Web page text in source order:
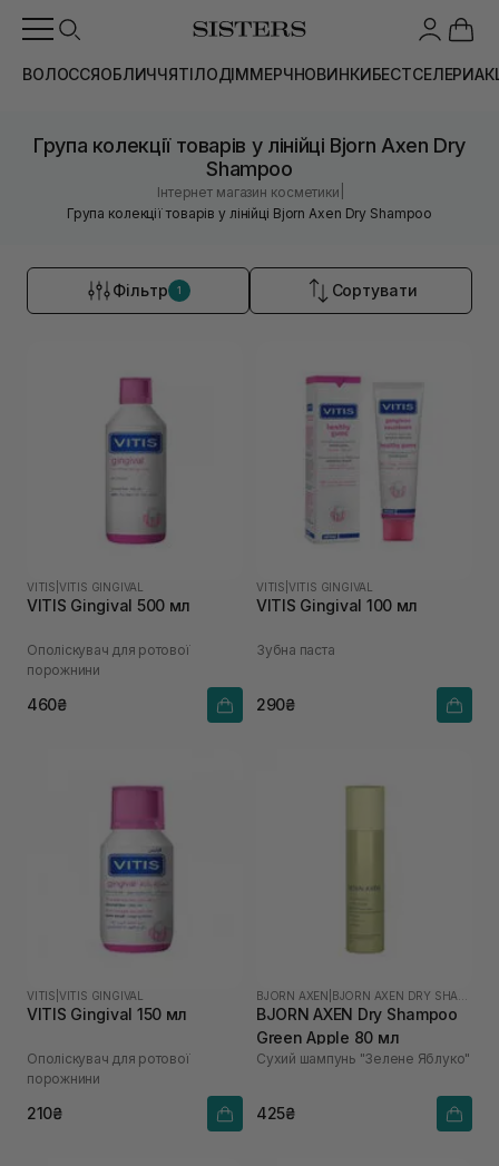
ВОЛОССЯОБЛИЧЧЯТІЛОДІММЕРЧНОВИНКИБЕСТСЕЛЕРИ
Група колекції товарів у лінійці Bjorn Axen Dry
Shampoo
Інтернет магазин косметики
Група колекції товарів у лінійці Bjorn Axen Dry Shampoo
Фільтр 1 Сортувати
VITIS VITIS GINGIVAL
VITIS Gingival 500 мл
Ополіскувач для ротової
порожнини
460₴
VITIS VITIS GINGIVAL
VITIS Gingival 100 мл
Зубна паста
290₴
VITIS VITIS GINGIVAL
VITIS Gingival 150 мл
Ополіскувач для ротової
порожнини
210₴
BJORN AXEN
BJORN AXEN Dry Shampoo
Green Apple 80 мл
Сухий шампунь "Зелене Яблуко"
425₴